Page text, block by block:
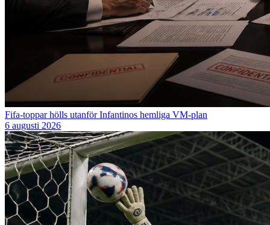
Fifa-toppar hölls utanför Infantinos hemliga VM-plan
6 augusti 2026